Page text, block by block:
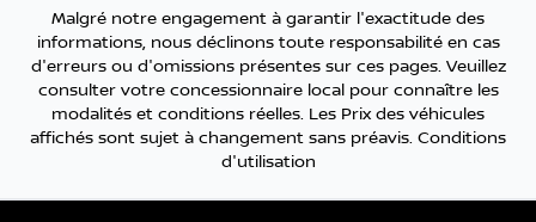
Malgré notre engagement à garantir l'exactitude des
informations, nous déclinons toute responsabilité en cas
d'erreurs ou d'omissions présentes sur ces pages. Veuillez
consulter votre concessionnaire local pour connaître les
modalités et conditions réelles. Les Prix des véhicules
affichés sont sujet à changement sans préavis. Conditions
d'utilisation